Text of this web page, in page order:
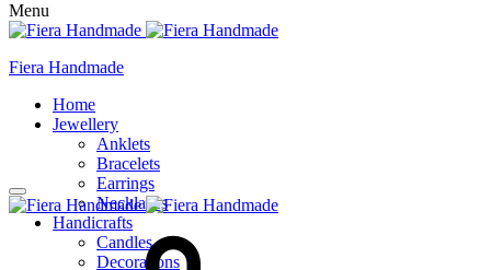
Menu
Fiera Handmade
Home
Jewellery
Anklets
Bracelets
Earrings
Necklaces
Handicrafts
Candles
Decorations